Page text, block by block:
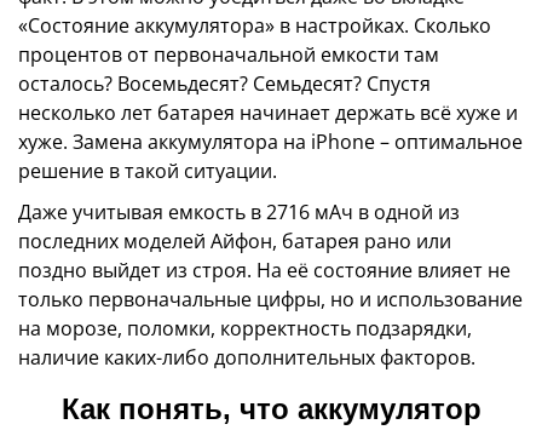
«Состояние аккумулятора» в настройках. Сколько
процентов от первоначальной емкости там
осталось? Восемьдесят? Семьдесят? Спустя
несколько лет батарея начинает держать всё хуже и
хуже. Замена аккумулятора на iPhone – оптимальное
решение в такой ситуации.
Даже учитывая емкость в 2716 мАч в одной из
последних моделей Айфон, батарея рано или
поздно выйдет из строя. На её состояние влияет не
только первоначальные цифры, но и использование
на морозе, поломки, корректность подзарядки,
наличие каких-либо дополнительных факторов.
Как понять, что аккумулятор